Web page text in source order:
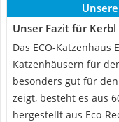
Unser Fazit für
Das ECO-
Katzenhäusern für
besonders gut für
zeigt, besteht es aus
hergestellt aus Eco-